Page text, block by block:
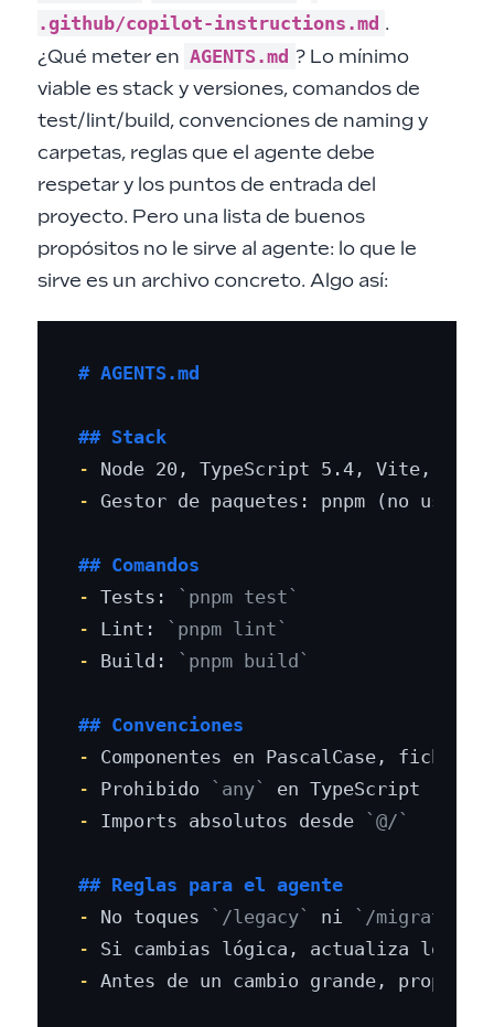
.github/copilot-instructions.md .
¿Qué meter en AGENTS.md ? Lo mínimo
viable es stack y versiones, comandos de
test/lint/build, convenciones de naming y
carpetas, reglas que el agente debe
respetar y los puntos de entrada del
proyecto. Pero una lista de buenos
propósitos no le sirve al agente: lo que le
sirve es un archivo concreto. Algo así:
# AGENTS.md
## Stack
-
- Gestor de paquetes: pnpm (no usar
## Comandos
- Tests:
`pnpm test`
-
Lint:
`pnpm lint`
-
Build: `pnpm build`
## Convenciones
-
-
Prohibido `any`
-
Imports absolutos desde `@/`
## Reglas para el agente
-
No toques `/legacy` ni
`/
-
- Antes de un cambio grande, propón